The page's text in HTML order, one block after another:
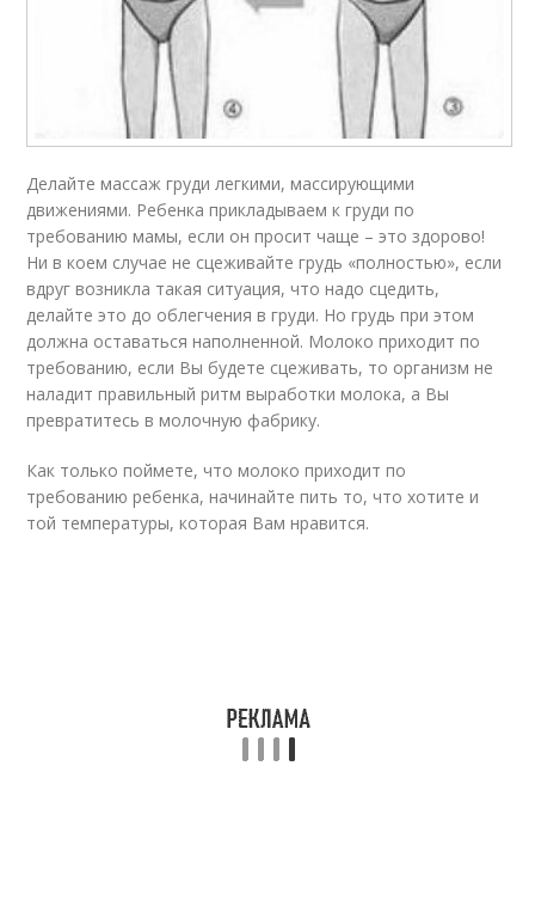
Делайте массаж груди легкими, массирующими
движениями. Ребенка прикладываем к груди по
требованию мамы, если он просит чаще – это здорово!
Ни в коем случае не сцеживайте грудь «полностью», если
вдруг возникла такая ситуация, что надо сцедить,
делайте это до облегчения в груди. Но грудь при этом
должна оставаться наполненной. Молоко приходит по
требованию, если Вы будете сцеживать, то организм не
наладит правильный ритм выработки молока, а Вы
превратитесь в молочную фабрику.
Как только поймете, что молоко приходит по
требованию ребенка, начинайте пить то, что хотите и
той температуры, которая Вам нравится.